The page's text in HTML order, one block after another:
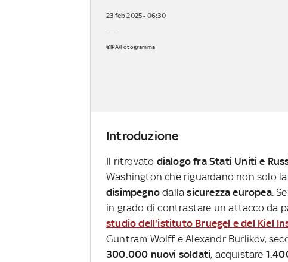
23 feb 2025 - 06:30
©IPA/Fotogramma
Introduzione
Il ritrovato dialogo fra Stati Uniti e
Washington che riguardano non solo la
disimpegno dallasicurezza europea.
in grado di contrastare un attacco da
studio dell'istituto Bruegel e del Kiel
Guntram Wolff e Alexandr Burlikov,
300.000 nuovi soldati, acquistare